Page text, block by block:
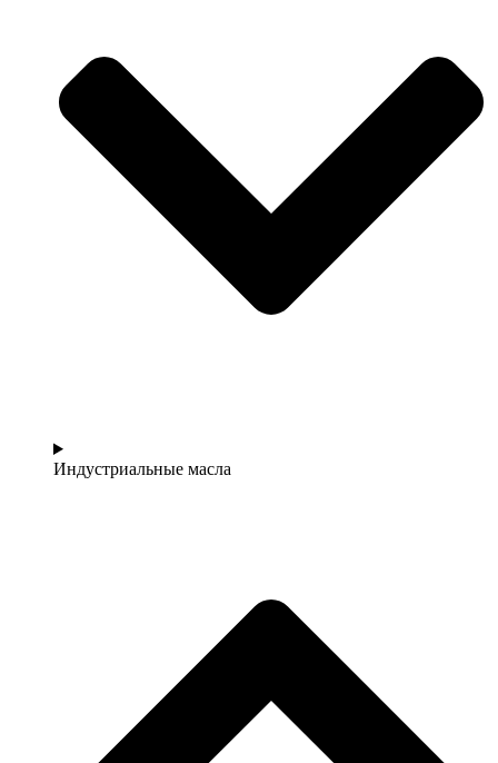
Индустриальные масла